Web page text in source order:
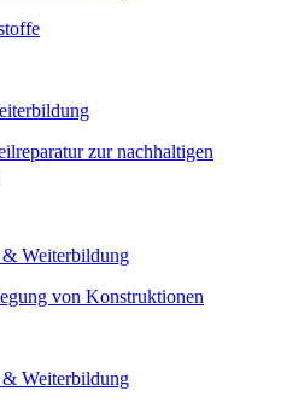
zur nachhaltigen
Weiterbildung
von Konstruktionen
Weiterbildung